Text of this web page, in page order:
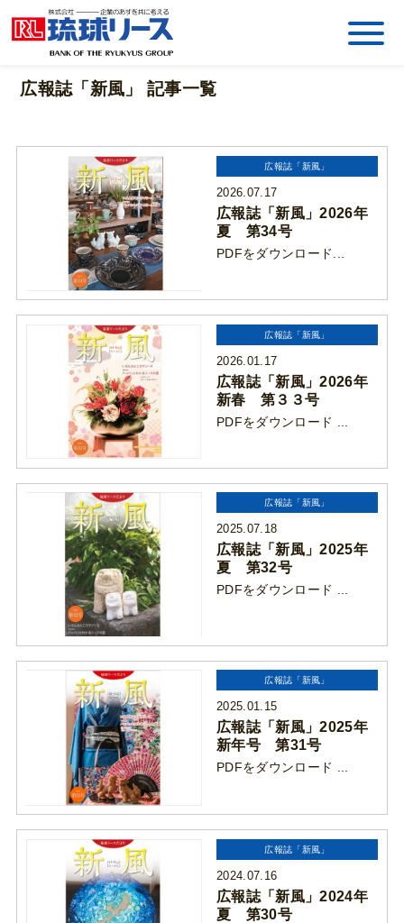
広報誌「新風」 記事一覧
広報誌「新風」
2026.07.17
広報誌「新風」2026年
夏 第34号
PDFをダウンロード...
広報誌「新風」
2026.01.17
広報誌「新風」2026年
新春 第３３号
PDFをダウンロード ...
広報誌「新風」
2025.07.18
広報誌「新風」2025年
夏 第32号
PDFをダウンロード ...
広報誌「新風」
2025.01.15
広報誌「新風」2025年
新年号 第31号
PDFをダウンロード ...
広報誌「新風」
2024.07.16
広報誌「新風」2024年
夏 第30号